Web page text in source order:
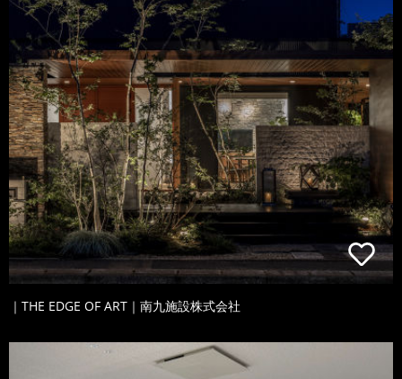
｜THE EDGE OF ART｜南九施設株式会社